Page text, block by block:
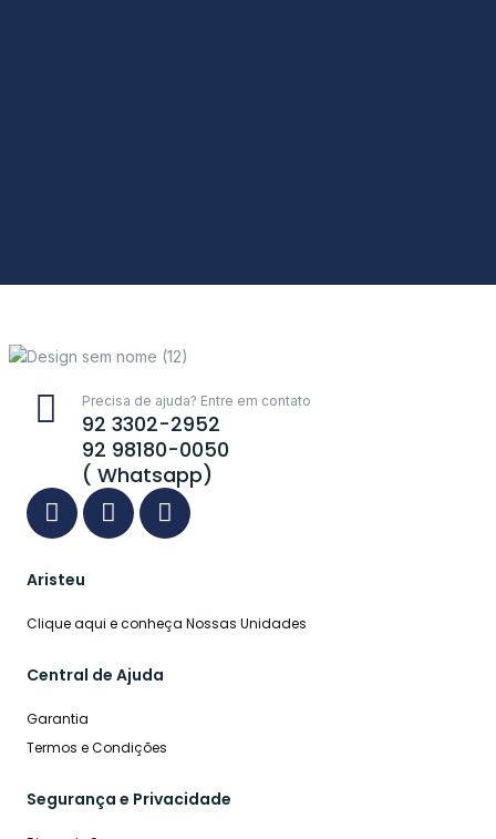
Precisa de ajuda? Entre em contato
92 3302-2952
92 98180-0050
( Whatsapp)
Aristeu
Clique aqui e conheça Nossas Unidades
Central de Ajuda
Garantia
Termos e Condições
Segurança e Privacidade